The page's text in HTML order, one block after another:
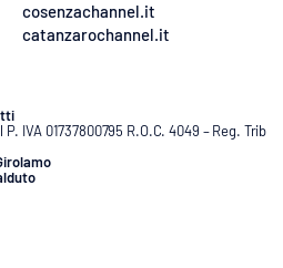
cosenzachannel.it
catanzarochannel.it
IVA 01737800795 R.O.C. 4049 – Reg. Trib